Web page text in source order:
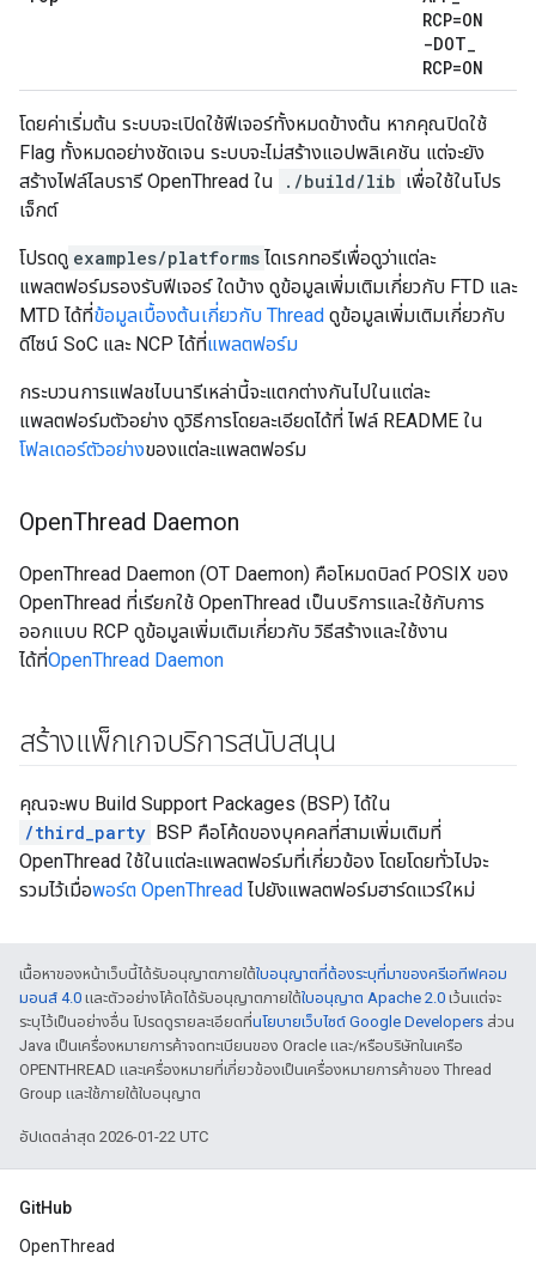
RCP=ON
-DOT_
RCP=ON
โดยค่าเริ่มต้น ระบบจะเปิดใช้ฟีเจอร์ทั้งหมดข้างต้น หากคุณปิดใช้
Flag ทั้งหมดอย่างชัดเจน ระบบจะไม่สร้างแอปพลิเคชัน แต่จะยัง
สร้างไฟล์ไลบรารี OpenThread ใน
./build/lib เพื่อใช้ในโปร
เจ็กต์
โปรดดู examples/platforms ไดเรกทอรีเพื่อดูว่าแต่ละ
แพลตฟอร์มรองรับฟีเจอร์ ใดบ้าง ดูข้อมูลเพิ่มเติมเกี่ยวกับ FTD และ
MTD ได้ที่ข้อมูลเบื้องต้นเกี่ยวกับ Thread ดูข้อมูลเพิ่มเติมเกี่ยวกับ
ดีไซน์ SoC และ NCP ได้ที่แพลตฟอร์ม
กระบวนการแฟลชไบนารีเหล่านี้จะแตกต่างกันไปในแต่ละ
แพลตฟอร์มตัวอย่าง ดูวิธีการโดยละเอียดได้ที่ ไฟล์ README ใน
โฟลเดอร์ตัวอย่างของแต่ละแพลตฟอร์ม
OpenThread Daemon
OpenThread Daemon (OT Daemon) คือโหมดบิลด์ POSIX ของ
OpenThread ที่เรียกใช้ OpenThread เป็นบริการและใช้กับการ
ออกแบบ RCP ดูข้อมูลเพิ่มเติมเกี่ยวกับ วิธีสร้างและใช้งาน
ได้ที่OpenThread Daemon
สร้างแพ็กเกจบริการสนับสนุน
คุณจะพบ Build Support Packages (BSP) ได้ใน
/third_party BSP คือโค้ดของบุคคลที่สามเพิ่มเติมที่
OpenThread ใช้ในแต่ละแพลตฟอร์มที่เกี่ยวข้อง โดยโดยทั่วไปจะ
รวมไว้เมื่อพอร์ต OpenThread ไปยังแพลตฟอร์มฮาร์ดแวร์ใหม่
เนื้อหาของหน้าเว็บนี้ได้รับอนุญาตภายใต้ใบอนุญาตที่ต้องระบุที่มาของครีเอทีฟคอม
มอนส์ 4.0 และตัวอย่างโค้ดได้รับอนุญาตภายใต้ใบอนุญาต Apache 2.0 เว้นแต่จะ
ระบุไว้เป็นอย่างอื่น โปรดดูรายละเอียดที่นโยบายเว็บไซต์ Google Developers ส่วน
Java เป็นเครื่องหมายการค้าจดทะเบียนของ Oracle และ/หรือบริษัทในเครือ
OPENTHREAD และเครื่องหมายที่เกี่ยวข้องเป็นเครื่องหมายการค้าของ Thread
Group และใช้ภายใต้ใบอนุญาต
อัปเดตล่าสุด 2026-01-22 UTC
GitHub
OpenThread